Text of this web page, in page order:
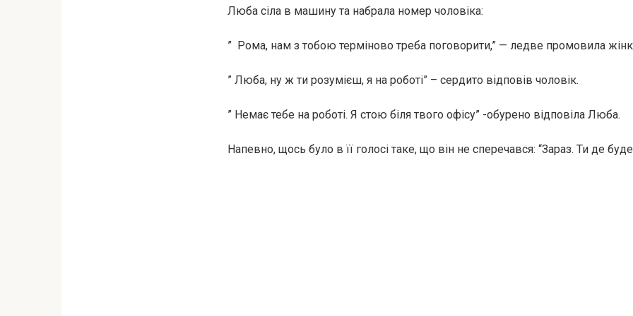
Люба сіла в машину та набрала номер чоловіка:
” Рома, нам з тобою терміново треба поговорити,” — ледве промовила
” Люба, ну ж ти розумієш, я на роботі” – сердито відповів чоловік.
” Немає тебе на роботі. Я стою біля твого офісу” -обурено відповіла Люба.
Напевно, щось було в її голосі таке, що він не сперечався: “Зараз. Ти де